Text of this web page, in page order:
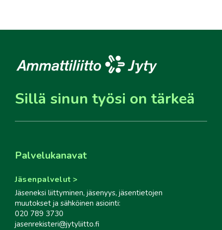
Sillä sinun työsi on tärkeä
Palvelukanavat
Jäsenpalvelut
Jäseneksi liittyminen, jäsenyys, jäsentietojen
muutokset ja sähköinen asiointi:
020 789 3730
jasenrekisteri@jytyliitto.fi